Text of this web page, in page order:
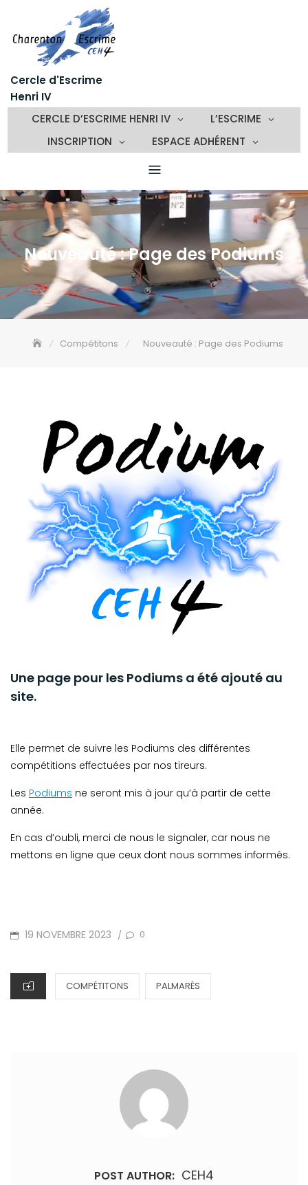
content
Cercle d'Escrime
Henri IV
CERCLE D’ESCRIME HENRI IV
L’ESCRIME
INSCRIPTION
ESPACE ADHÉRENT
Nouveauté : Page des Podiums
Compétitons Nouveauté : Page des Podiums
Une page pour les Podiums a été ajouté au
site.
Elle permet de suivre les Podiums des différentes
compétitions effectuées par nos tireurs.
Les Podiums ne seront mis à jour qu’à partir de cette
année.
En cas d’oubli, merci de nous le signaler, car nous ne
mettons en ligne que ceux dont nous sommes informés.
POSTED
19 NOVEMBRE 2023 / 0
CATEGORIES
COMPÉTITONS PALMARÈS
POST AUTHOR: CEH4